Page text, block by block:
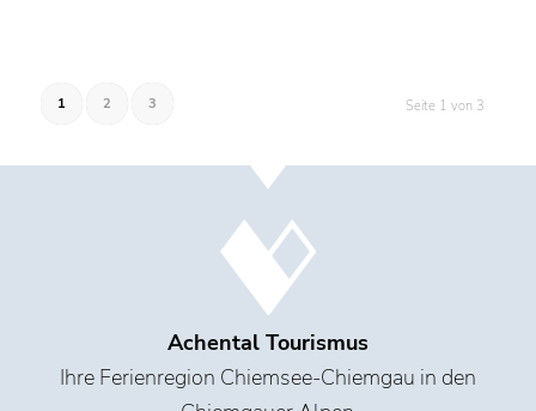
Seite 1 von 3
1 2 3
Achental Tourismus
Ihre Ferienregion Chiemsee-Chiemgau in den